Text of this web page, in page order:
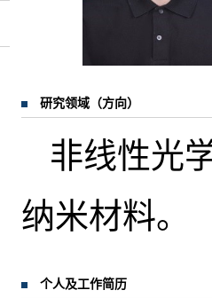
研究领域（方向）
非线性光
纳米材料。
个人及工作简历